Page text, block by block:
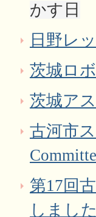
かす日
日野レ
茨城ロ
茨城ア
古河市
第17回
しました